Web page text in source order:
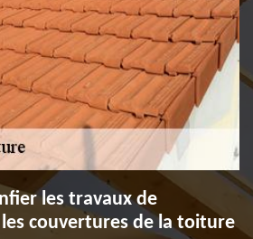
les travaux de
couvertures de la toiture